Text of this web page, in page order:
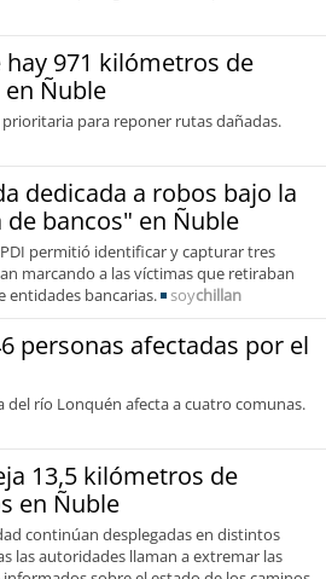
971 kilómetros de
Ñuble
para reponer rutas dañadas.
dedicada a robos bajo la
bancos" en Ñuble
permitió identificar y capturar tres
marcando a las víctimas que retiraban
entidades bancarias.
soychillan
personas afectadas por el
del río Lonquén afecta a cuatro comunas.
13,5 kilómetros de
en Ñuble
continúan desplegadas en distintos
las autoridades llaman a extremar las